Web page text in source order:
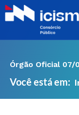
Ir
para
Órgão Oficial 07/
Você está em: